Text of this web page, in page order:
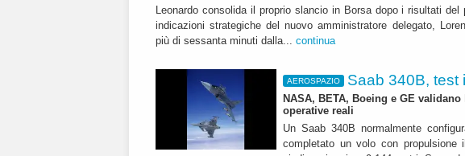
Leonardo consolida il proprio slancio in Borsa dopo i risultati
indicazioni strategiche del nuovo amministratore delegato,
più di sessanta minuti dalla... continua
AEROSPAZIO Saab 340B, test
NASA, BETA, Boeing e GE
operative reali
Un Saab 340B normalmente
completato un volo con propulsione